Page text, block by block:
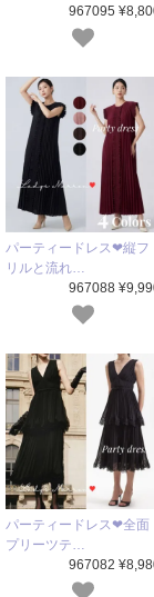
967095
パーティードレス❤縦フ
リルと流れ…
967088
パーティードレス❤全面
プリーツテ…
967082